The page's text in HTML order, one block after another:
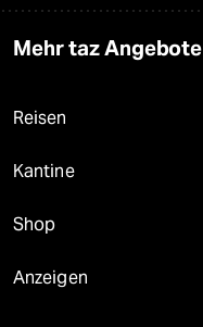
Mehr taz Angebote
Reisen
Kantine
Shop
Anzeigen